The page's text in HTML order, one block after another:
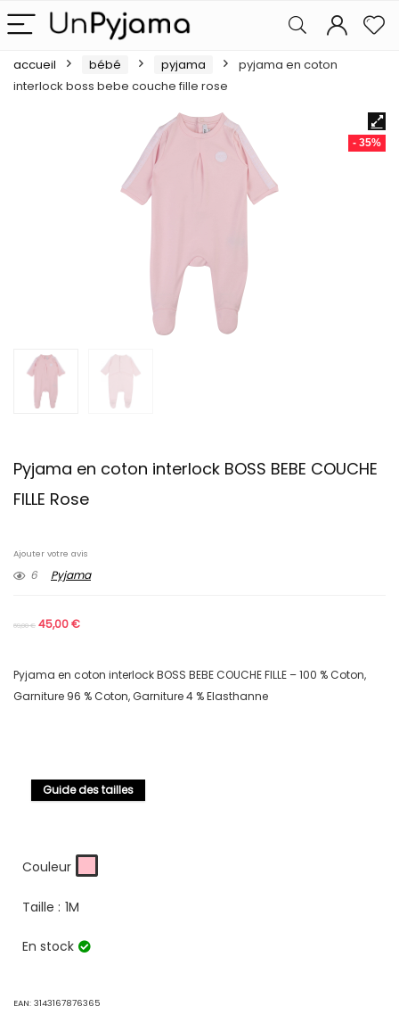
accueil bébé pyjama
pyjama en coton
interlock boss bebe couche fille rose
- 35%
Pyjama en coton interlock BOSS BEBE COUCHE
FILLE Rose
Ajouter votre avis
6 Pyjama
69,00€ 45,00€
Pyjama en coton interlock BOSS BEBE COUCHE FILLE – 100 % Coton,
Garniture 96 % Coton, Garniture 4 % Elasthanne
Guide des tailles
Couleur
Taille : 1M
En stock
EAN: 3143167876365